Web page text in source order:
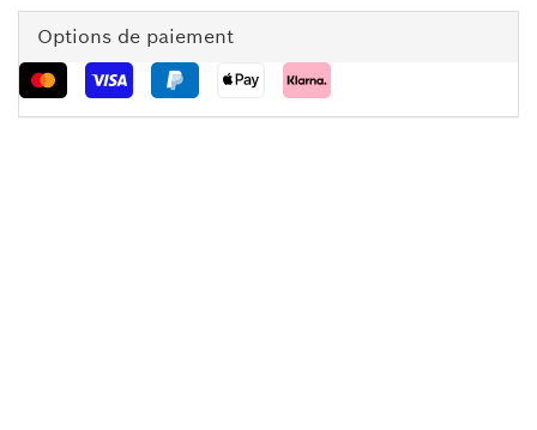
Options de paiement